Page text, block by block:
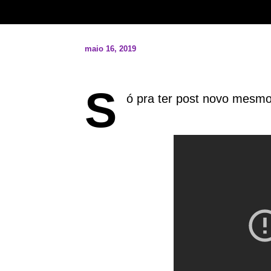
maio 16, 2019
S ó pra ter post novo